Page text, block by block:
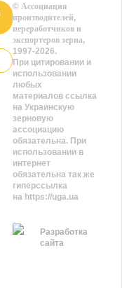
©Ассоциация
производителей,
переработчиков и
экспортеров зерна,
1997-2026.
При цитировании и
использовании
любых
материалов ссылка
на Украинскую
зерновую
ассоциацию
обязательна. При
использовании в
интернет
обязательна так же
гиперссылка
на https://uga.ua
Разработка
сайта